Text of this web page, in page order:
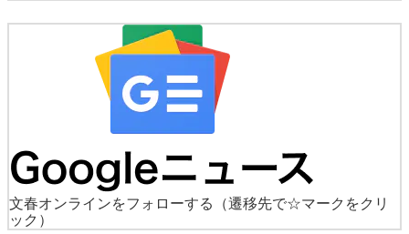
文春オンラインをフォローする
（遷移先で☆マークをクリ
ック）